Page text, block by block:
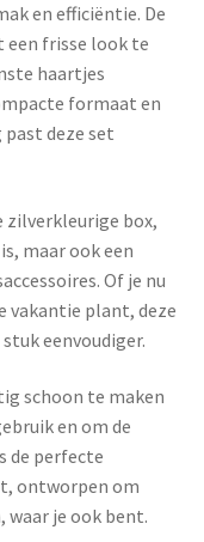
en efficiëntie. De
een frisse look te
haartjes
formaat en
deze set
zilverkleurige box,
maar ook een
Of je nu
vakantie plant, deze
eenvoudiger.
schoon te maken
en om de
de perfecte
ontworpen om
je ook bent.